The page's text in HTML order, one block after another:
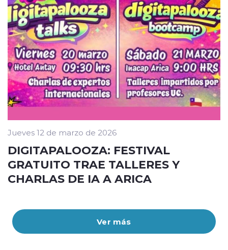
Ver más
Jueves 12 de marzo de 2026
DIGITAPALOOZA: FESTIVAL
GRATUITO TRAE TALLERES Y
CHARLAS DE IA A ARICA